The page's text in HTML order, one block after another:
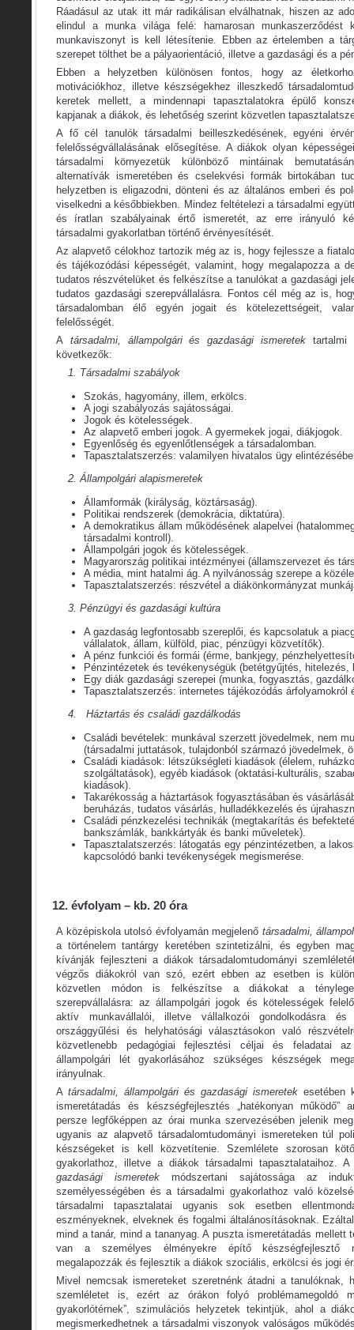
Ráadásul az utak itt már radikálisan elválhatnak, hiszen az
elindul a munka világa felé: hamarosan munkaszerződést
munkaviszonyt is kell létesítenie. Ebben az értelemben a
szerepet tölthet be a pályaorientáció, illetve a gazdasági és a
Ebben a helyzetben különösen fontos, hogy az
motivációkhoz, illetve készségekhez illeszkedő
keretek mellett, a mindennapi tapasztalatokra épülő
kapjanak a diákok, és lehetőség szerint közvetlen
A fő cél tanulók társadalmi beilleszkedésének, egyéni
felelősségvállalásának elősegítése. A diákok olyan
társadalmi környezetük különböző mintáinak
alternatívák ismeretében és cselekvési formák birtokában
helyzetben is eligazodni, dönteni és az általános emberi és
viselkedni a későbbiekben. Mindez feltételezi a társadalmi
és íratlan szabályainak értő ismeretét, az erre irányuló
társadalmi gyakorlatban történő érvényesítését.
Az alapvető célokhoz tartozik még az is, hogy fejlessze a
és tájékozódási képességét, valamint, hogy megalapozza a
tudatos részvételüket és felkészítse a tanulókat a gazdasági
tudatos gazdasági szerepvállalásra. Fontos cél még az is,
társadalomban élő egyén jogait és kötelezettségeit,
felelősségét.
A társadalmi, állampolgári és gazdasági ismeretek tartalmi
következők:
1. Társadalmi szabályok
Szokás, hagyomány, illem, erkölcs.
A jogi szabályozás sajátosságai.
Jogok és kötelességek.
Az alapvető emberi jogok. A gyermekek jogai, diákjogok.
Egyenlőség és egyenlőtlenségek a társadalomban.
Tapasztalatszerzés: valamilyen hivatalos ügy
2. Állampolgári alapismeretek
Államformák (királyság, köztársaság).
Politikai rendszerek (demokrácia, diktatúra).
A demokratikus állam működésének alapelvei
társadalmi kontroll).
Állampolgári jogok és kötelességek.
Magyarország politikai intézményei (államszervezet és
A média, mint hatalmi ág. A nyilvánosság szerepe a
Tapasztalatszerzés: részvétel a diákönkormányzat
3. Pénzügyi és gazdasági kultúra
A gazdaság legfontosabb szereplői, és kapcsolatuk a
vállalatok, állam, külföld, piac, pénzügyi közvetítők).
A pénz funkciói és formái (érme, bankjegy,
Pénzintézetek és tevékenységük (betétgyűjtés,
Egy diák gazdasági szerepei (munka, fogyasztás,
Tapasztalatszerzés: internetes tájékozódás árfolyamokról
4. Háztartás és családi gazdálkodás
Családi bevételek: munkával szerzett jövedelmek, nem
(társadalmi juttatások, tulajdonból származó jövedelmek,
Családi kiadások: létszükségleti kiadások (élelem,
szolgáltatások), egyéb kiadások (oktatási-kulturális,
kiadások).
Takarékosság a háztartások fogyasztásában és
beruházás, tudatos vásárlás, hulladékkezelés és
Családi pénzkezelési technikák (megtakarítás és
bankszámlák, bankkártyák és banki műveletek).
Tapasztalatszerzés: látogatás egy pénzintézetben, a
kapcsolódó banki tevékenységek megismerése.
12. évfolyam – kb. 20 óra
A középiskola utolsó évfolyamán megjelenő társadalmi,
a történelem tantárgy keretében szintetizálni, és egyben
kívánják fejleszteni a diákok társadalomtudományi
végzős diákokról van szó, ezért ebben az esetben is
közvetlen módon is felkészítse a diákokat a
szerepvállalásra: az állampolgári jogok és kötelességek
aktív munkavállalói, illetve vállalkozói gondolkodásra
országgyűlési és helyhatósági választásokon való
közvetlenebb pedagógiai fejlesztési céljai és feladatai
állampolgári lét gyakorlásához szükséges készségek
irányulnak.
A társadalmi, állampolgári és gazdasági ismeretek esetében
ismeretátadás és készségfejlesztés „hatékonyan működő”
persze legfőképpen az órai munka szervezésében jelenik
ugyanis az alapvető társadalomtudományi ismereteken túl
készségeket is kell közvetítenie. Szemlélete szorosan
gyakorlathoz, illetve a diákok társadalmi tapasztalataihoz.
gazdasági ismeretek módszertani sajátossága az
személyességében és a társadalmi gyakorlathoz való
társadalmi tapasztalatai ugyanis sok esetben
eszményeknek, elveknek és fogalmi általánosításoknak.
mind a tanár, mind a tananyag. A puszta ismeretátadás mellett
van a személyes élményekre építő készségfejlesztő
megalapozzák és fejlesztik a diákok szociális, erkölcsi és jogi
Mivel nemcsak ismereteket szeretnénk átadni a tanulóknak,
szemléletet is, ezért az órákon folyó problémamegoldó
gyakorlótérnek”, szimulációs helyzetek tekintjük, ahol a
megismerkedhetnek a társadalmi viszonyok valóságos